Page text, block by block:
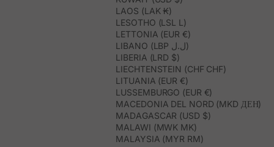
LAOS (LAK ₭)
LESOTHO (LSL L)
LETTONIA (EUR €)
LIBANO (LBP ل.ل)
LIBERIA (LRD $)
LIECHTENSTEIN (CHF CHF)
LITUANIA (EUR €)
LUSSEMBURGO (EUR €)
MACEDONIA DEL NORD (MKD ДЕН)
MADAGASCAR (USD $)
MALAWI (MWK MK)
MALAYSIA (MYR RM)